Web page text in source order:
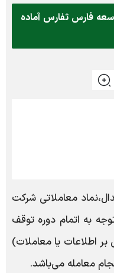
فارس ثفارس آماده
معاملاتی شرکت
به اتمام دوره توقف
اطلاعات یا معاملات)
معامله می‌باشد.